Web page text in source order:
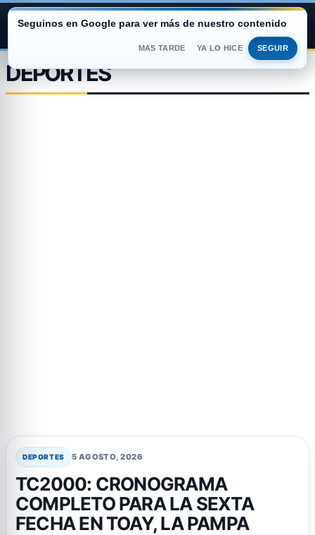
contenido
ARGENTINA PORTAL
DEPORTES
DEPORTES 5 AGOSTO, 2026
TC2000: CRONOGRAMA
COMPLETO PARA LA SEXTA
FECHA EN TOAY, LA PAMPA
Seguinos en Google para ver más de nuestro contenido
MAS TARDE YA LO HICE SEGUIR